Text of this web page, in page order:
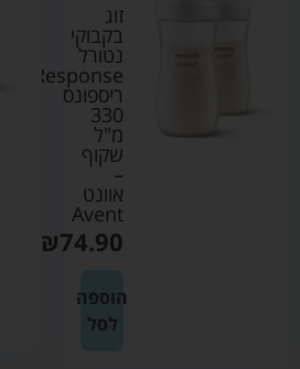
זוג
בקבוקי
נטורל
Response
ריספונס
330
מ"ל
שקוף
–
אוונט
Avent
₪74.90
הוספה
לסל